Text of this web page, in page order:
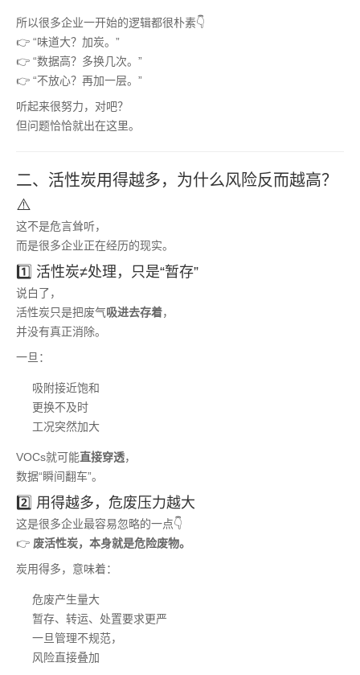
所以很多企业一开始的逻辑都很朴素👇
👉 “味道大？加炭。”
👉 “数据高？多换几次。”
👉 “不放心？再加一层。”
听起来很努力，对吧？
但问题恰恰就出在这里。
二、活性炭用得越多，为什么风险反而越高？
⚠️
这不是危言耸听，
而是很多企业正在经历的现实。
1️⃣ 活性炭≠处理，只是“暂存”
说白了，
活性炭只是把废气吸进去存着，
并没有真正消除。
一旦：
吸附接近饱和
更换不及时
工况突然加大
VOCs就可能直接穿透，
数据“瞬间翻车”。
2️⃣ 用得越多，危废压力越大
这是很多企业最容易忽略的一点👇
👉 废活性炭，本身就是危险废物。
炭用得多，意味着：
危废产生量大
暂存、转运、处置要求更严
一旦管理不规范，
风险直接叠加